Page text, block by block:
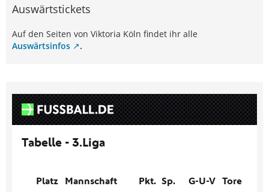
Auswärtstickets
Auf den Seiten von Viktoria Köln findet ihr alle
Auswärtsinfos
.